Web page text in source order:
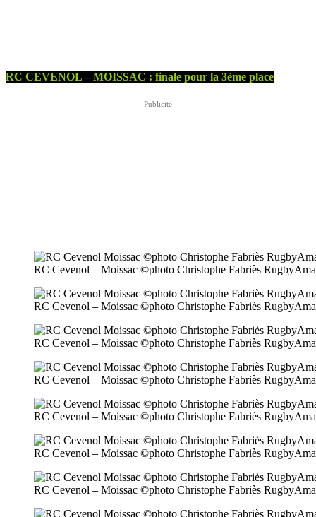
RC CEVENOL – MOISSAC : finale pour la 3ème place
RC Cevenol – Moissac ©photo Christophe Fabriès
RC Cevenol – Moissac ©photo Christophe Fabriès
RC Cevenol – Moissac ©photo Christophe Fabriès
RC Cevenol – Moissac ©photo Christophe Fabriès
RC Cevenol – Moissac ©photo Christophe Fabriès
RC Cevenol – Moissac ©photo Christophe Fabriès
RC Cevenol – Moissac ©photo Christophe Fabriès